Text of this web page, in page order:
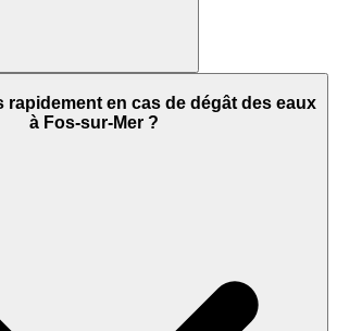
rapidement en cas de dégât des eaux
à Fos-sur-Mer ?